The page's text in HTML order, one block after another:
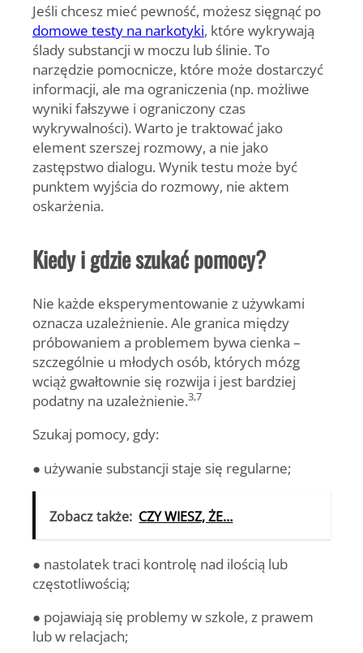
Jeśli chcesz mieć pewność, możesz sięgnąć po
domowe testy na narkotyki, które wykrywają
ślady substancji w moczu lub ślinie. To
narzędzie pomocnicze, które może dostarczyć
informacji, ale ma ograniczenia (np. możliwe
wyniki fałszywe i ograniczony czas
wykrywalności). Warto je traktować jako
element szerszej rozmowy, a nie jako
zastępstwo dialogu. Wynik testu może być
punktem wyjścia do rozmowy, nie aktem
oskarżenia.
Kiedy i gdzie szukać pomocy?
Nie każde eksperymentowanie z używkami
oznacza uzależnienie. Ale granica między
próbowaniem a problemem bywa cienka –
szczególnie u młodych osób, których mózg
wciąż gwałtownie się rozwija i jest bardziej
podatny na uzależnienie.3,7
Szukaj pomocy, gdy:
● używanie substancji staje się regularne;
Zobacz także: CZY WIESZ, ŻE…
● nastolatek traci kontrolę nad ilością lub
częstotliwością;
● pojawiają się problemy w szkole, z prawem
lub w relacjach;